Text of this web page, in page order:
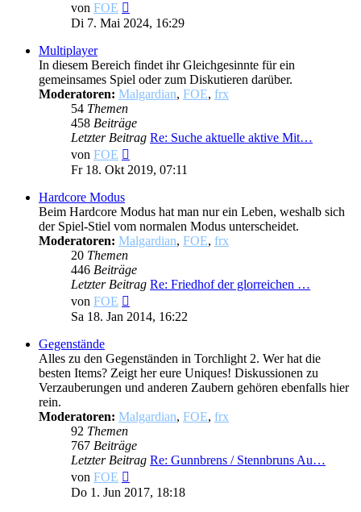
von FOE
Beitrag
Di 7. Mai 2024, 16:29
Multiplayer
In diesem Bereich findet ihr Gleichgesinnte für ein
gemeinsames Spiel oder zum Diskutieren darüber.
Moderatoren: Malgardian, FOE, frx
54 Themen
458 Beiträge
Letzter Beitrag Re: Suche aktuelle aktive Mit…
von FOE
Beitrag
Fr 18. Okt 2019, 07:11
Hardcore Modus
Beim Hardcore Modus hat man nur ein Leben, weshalb sich
der Spiel-Stiel vom normalen Modus unterscheidet.
Moderatoren: Malgardian, FOE, frx
20 Themen
446 Beiträge
Letzter Beitrag Re: Friedhof der glorreichen …
von FOE
Beitrag
Sa 18. Jan 2014, 16:22
Gegenstände
Alles zu den Gegenständen in Torchlight 2. Wer hat die
besten Items? Zeigt her eure Uniques! Diskussionen zu
Verzauberungen und anderen Zaubern gehören ebenfalls hier
rein.
Moderatoren: Malgardian, FOE, frx
92 Themen
767 Beiträge
Letzter Beitrag Re: Gunnbrens / Stennbruns Au…
von FOE
Beitrag
Do 1. Jun 2017, 18:18